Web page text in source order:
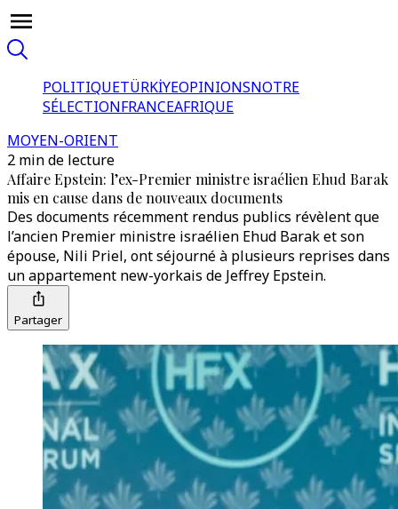
POLITIQUETÜRKİYEOPINIONSNOTRE
SÉLECTIONFRANCEAFRIQUE
MOYEN-ORIENT
2 min de lecture
Affaire Epstein: l’ex-Premier ministre israélien Ehud Barak
mis en cause dans de nouveaux documents
Des documents récemment rendus publics révèlent que
l’ancien Premier ministre israélien Ehud Barak et son
épouse, Nili Priel, ont séjourné à plusieurs reprises dans
un appartement new-yorkais de Jeffrey Epstein.
Partager